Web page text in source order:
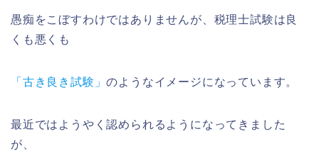
愚痴をこぼすわけではありませんが、税理士試験は良
くも悪くも
「古き良き試験」のようなイメージになっています。
最近ではようやく認められるようになってきました
が、